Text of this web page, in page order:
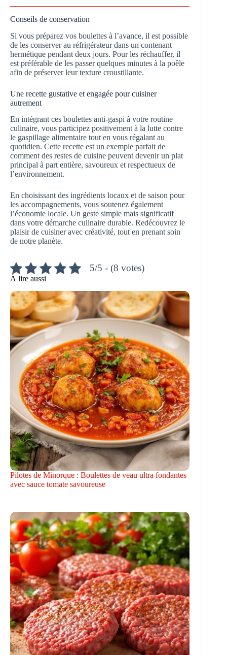
Conseils de conservation
Si vous préparez vos boulettes à l’avance, il est possible
de les conserver au réfrigérateur dans un contenant
hermétique pendant deux jours. Pour les réchauffer, il
est préférable de les passer quelques minutes à la poêle
afin de préserver leur texture croustillante.
Une recette gustative et engagée pour cuisiner
autrement
En intégrant ces boulettes anti-gaspi à votre routine
culinaire, vous participez positivement à la lutte contre
le gaspillage alimentaire tout en vous régalant au
quotidien. Cette recette est un exemple parfait de
comment des restes de cuisine peuvent devenir un plat
principal à part entière, savoureux et respectueux de
l’environnement.
En choisissant des ingrédients locaux et de saison pour
les accompagnements, vous soutenez également
l’économie locale. Un geste simple mais significatif
dans votre démarche culinaire durable. Redécouvrez le
plaisir de cuisiner avec créativité, tout en prenant soin
de notre planète.
5/5 - (8 votes)
À lire aussi
Pilotes de Minorque : Boulettes de veau ultra fondantes
avec sauce tomate savoureuse